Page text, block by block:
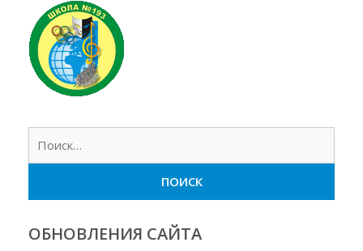
ОБНОВЛЕНИЯ САЙТА